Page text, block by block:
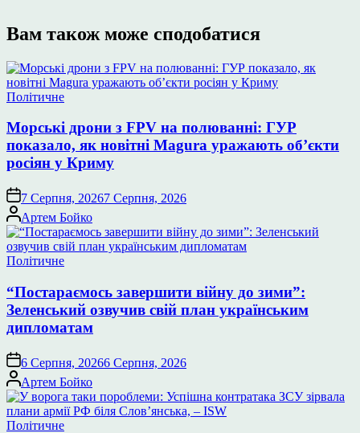
Вам також може сподобатися
Опублікувати
Політичне
Морські дрони з FPV на полюванні: ГУР
показало, як новітні Magura уражають об’єкти
росіян у Криму
7 Серпня, 20267 Серпня, 2026
Опубліковано
Артем Бойко
Опублікувати
Політичне
“Постараємось завершити війну до зими”:
Зеленський озвучив свій план українським
дипломатам
6 Серпня, 20266 Серпня, 2026
Опубліковано
Артем Бойко
Опублікувати
Політичне